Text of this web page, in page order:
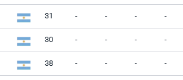
31 - - - -
30 - - - -
38 - - - -